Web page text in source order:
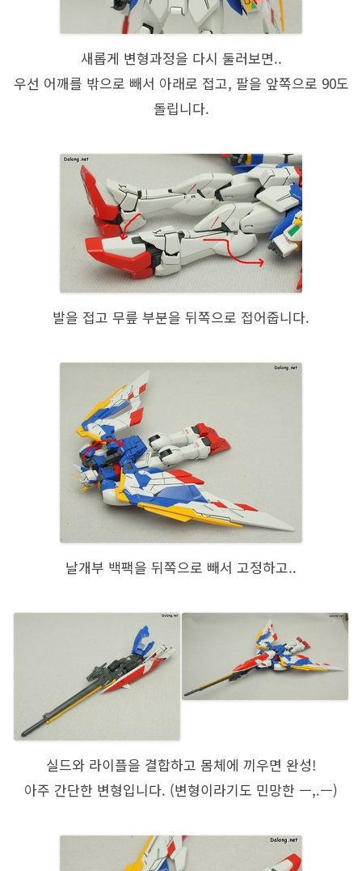
새롭게 변형과정을 다시 둘러보면..
우선 어깨를 밖으로 빼서 아래로 접고, 팔을 앞쪽으로 90도
돌립니다.
발을 접고 무릎 부분을 뒤쪽으로 접어줍니다.
날개부 백팩을 뒤쪽으로 빼서 고정하고..
실드와 라이플을 결합하고 몸체에 끼우면 완성!
아주 간단한 변형입니다. (변형이라기도 민망한 ㅡ,.ㅡ)